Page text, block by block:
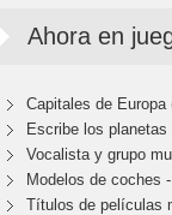
Ahora en
Capitales de
Escribe los
Vocalista y grupo
Modelos de coches
Títulos de películas